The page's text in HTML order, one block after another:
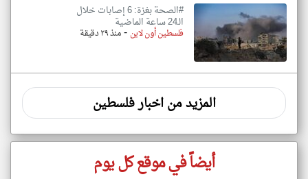
#الصحة بغزة: 6 إصابات خلال
الـ24 ساعة الماضية
فلسطين أون لاين -منذ ٢٩ دقيقة
المزيد من اخبار فلسطين
أيضاً في موقع كل يوم